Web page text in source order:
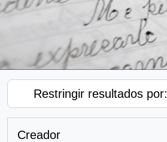
Restringir resultados por:
Creador